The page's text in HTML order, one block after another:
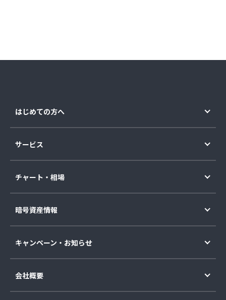
はじめての方へ
サービス
チャート・相場
暗号資産情報
キャンペーン・お知らせ
会社概要